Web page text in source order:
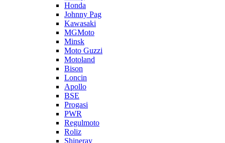
Honda
Johnny Pag
Kawasaki
MGMoto
Minsk
Moto Guzzi
Motoland
Bison
Loncin
Apollo
BSE
Progasi
PWR
Regulmoto
Roliz
Shineray